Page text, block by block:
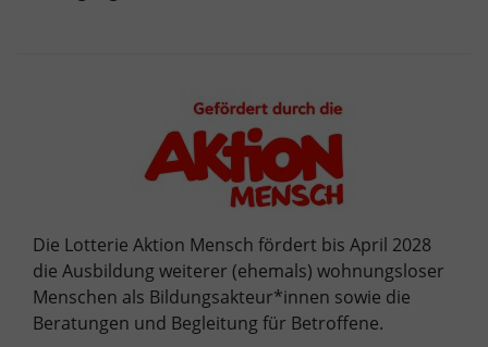
Die Lotterie Aktion Mensch fördert bis April 2028
die Ausbildung weiterer (ehemals) wohnungsloser
Menschen als Bildungsakteur*innen sowie die
Beratungen und Begleitung für Betroffene.